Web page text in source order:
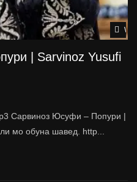
| Sarvinoz Yusufi
Сарвиноз Юсуфи – Попури |
мо обуна шавед. http...